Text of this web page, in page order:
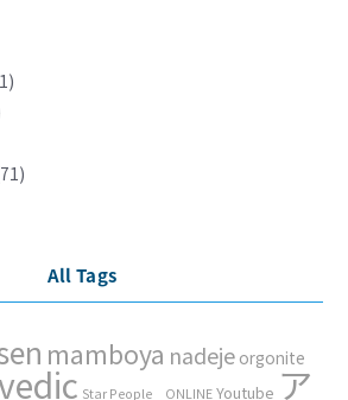
All Tags
mamboya nadeje orgonite
Star People ONLINE Youtube ア